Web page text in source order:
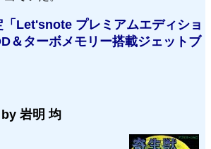
Let'snote プレミアムエディショ
＆ターボメモリー搭載ジェットブ
by 岩明 均